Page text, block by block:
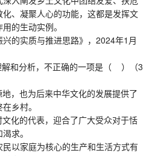
、凝聚人心的功能，这都是发挥文
的生动实例。
的实质与推进思路》，2024年1月
和分析，不正确的一项是（ ）（3
，也为后来中华文化的发展提供了
乡村。
化的代表，迎合了广大受众对于恬
求。
以家庭为核心的生产和生活方式有